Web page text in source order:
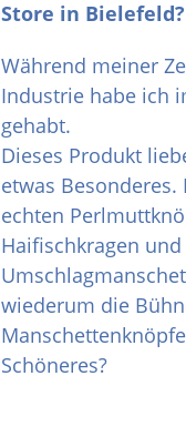
Store in Bielefeld?
Während meiner
Industrie habe ich
gehabt.
Dieses Produkt
etwas
echten
Haifischkragen
wiederum die
Schöneres?